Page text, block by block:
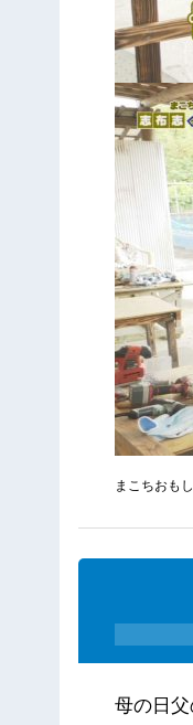
まこちおも
母の日